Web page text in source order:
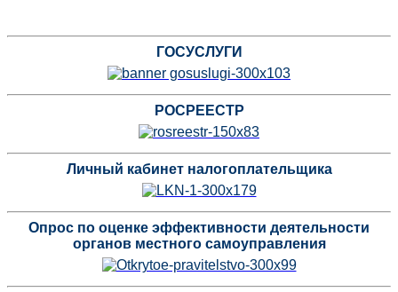
ГОСУСЛУГИ
РОСРЕЕСТР
Личный кабинет налогоплательщика
Опрос по оценке эффективности деятельности
органов местного самоуправления